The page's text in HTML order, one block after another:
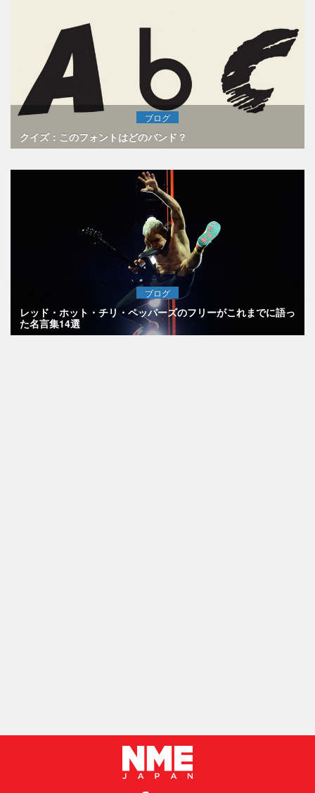
ブログ
クイズ：このフォントはどのバンド？
ブログ
レッド・ホット・チリ・ペッパーズのフリーがこれまでに語っ
た名言集14選